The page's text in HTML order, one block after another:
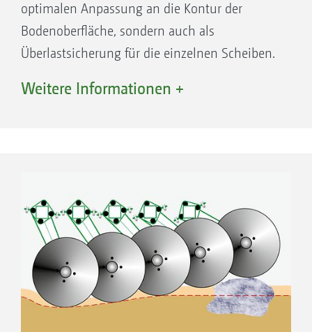
optimalen Anpassung an die Kontur der
Bodenoberfläche, sondern auch als
Überlastsicherung für die einzelnen Scheiben.
wartungsfrei.
Weitere Informationen +